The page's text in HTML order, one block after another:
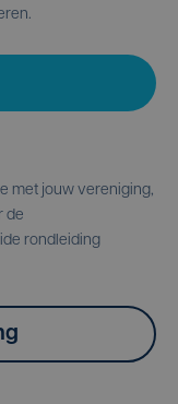
met jouw vereniging,
de
rondleiding